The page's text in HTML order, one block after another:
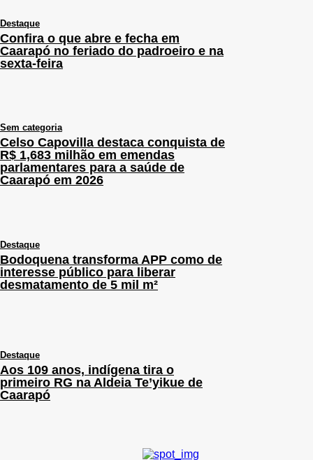
Destaque
Confira o que abre e fecha em
Caarapó no feriado do padroeiro e na
sexta-feira
Sem categoria
Celso Capovilla destaca conquista de
R$ 1,683 milhão em emendas
parlamentares para a saúde de
Caarapó em 2026
Destaque
Bodoquena transforma APP como de
interesse público para liberar
desmatamento de 5 mil m²
Destaque
Aos 109 anos, indígena tira o
primeiro RG na Aldeia Te’yikue de
Caarapó